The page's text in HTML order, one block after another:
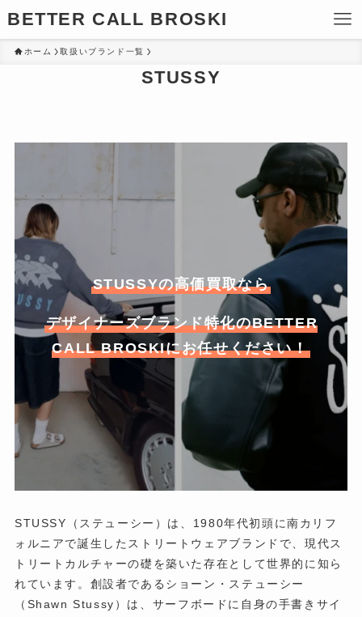
BETTER CALL BROSKI
ホーム 取扱いブランド一覧
STUSSY
STUSSYの高価買取なら
デザイナーズブランド特化のBETTER
CALL BROSKIにお任せください！
STUSSY（ステューシー）は、1980年代初頭に南カリフ
ォルニアで誕生したストリートウェアブランドで、現代ス
トリートカルチャーの礎を築いた存在として世界的に知ら
れています。創設者であるショーン・ステューシー
（Shawn Stussy）は、サーフボードに自身の手書きサイ